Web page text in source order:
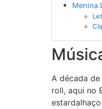
Menina
A década
roll, aqui no